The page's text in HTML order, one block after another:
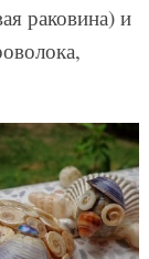
раковина) и